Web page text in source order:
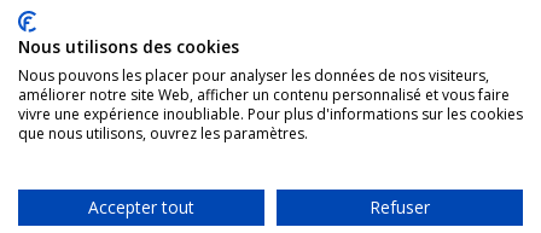
CONTACTS
Vivre Naturellement tous droits réservés
Nous utilisons des cookies
Nous pouvons les placer pour analyser les données de nos visiteurs,
améliorer notre site Web, afficher un contenu personnalisé et vous faire
vivre une expérience inoubliable. Pour plus d'informations sur les cookies
que nous utilisons, ouvrez les paramètres.
Accepter tout Refuser